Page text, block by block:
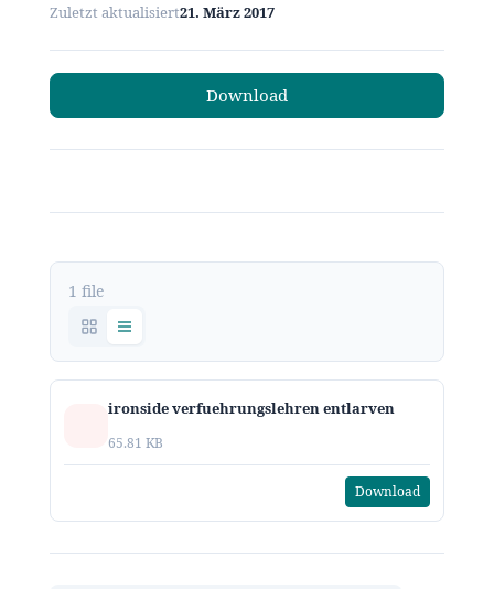
Zuletzt aktualisiert21. März 2017
Download
1 file
ironside verfuehrungslehren entlarven
65.81 KB
Download